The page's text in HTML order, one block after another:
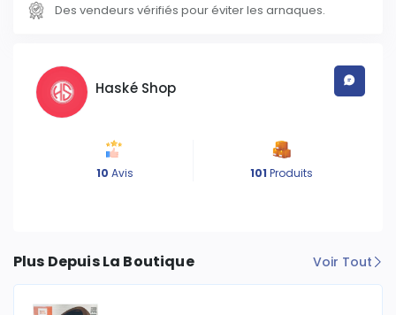
Des vendeurs vérifiés pour éviter les arnaques.
Haské Shop
10 Avis 101 Produits
Plus Depuis La Boutique Voir Tout